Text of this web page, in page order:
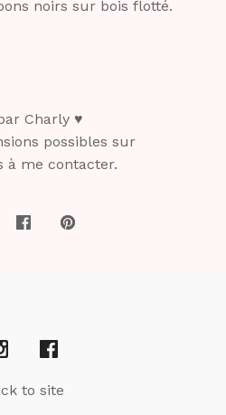
noirs sur bois flotté.
Charly ♥️
possibles sur
à me contacter.
to site